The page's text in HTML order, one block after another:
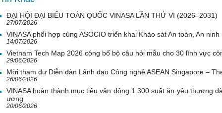
ĐẠI HỘI ĐẠI BIỂU TOÀN QUỐC VINASA LẦN THỨ VI (2026–2031)
27/07/2026
VINASA phối hợp cùng ASOCIO triển khai Khảo sát An toàn, An
14/07/2026
Vietnam Tech Map 2026 công bố bộ câu hỏi mẫu cho 30 lĩnh vực
29/06/2026
Mời tham dự Diễn đàn Lãnh đạo Công nghệ ASEAN Singapore –
26/06/2026
VINASA hoàn thành mục tiêu vận động 1.300 suất ăn yêu thương
ương
20/06/2026